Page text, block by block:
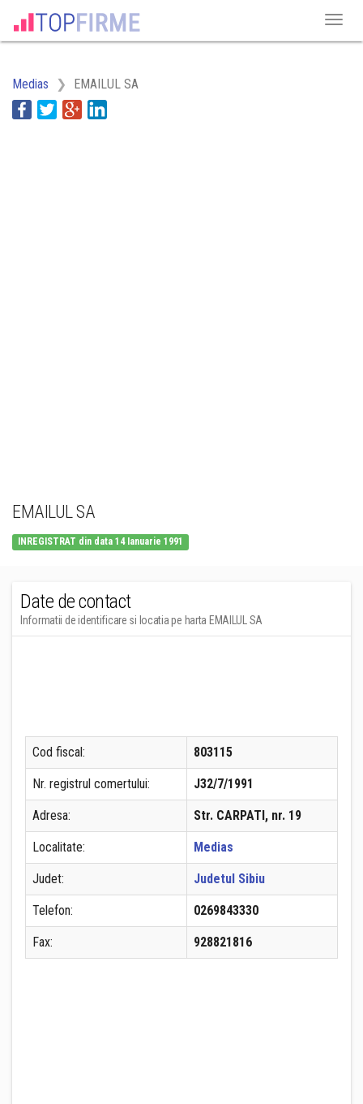
Medias EMAILUL SA
EMAILUL SA
INREGISTRAT din data 14 Ianuarie 1991
Date de contact
Informatii de identificare si locatia pe harta EMAILUL SA
Cod fiscal: 803115
Nr. registrul comertului: J32/7/1991
Adresa: Str. CARPATI, nr. 19
Localitate: Medias
Judet: Judetul Sibiu
Telefon: 0269843330
Fax: 928821816